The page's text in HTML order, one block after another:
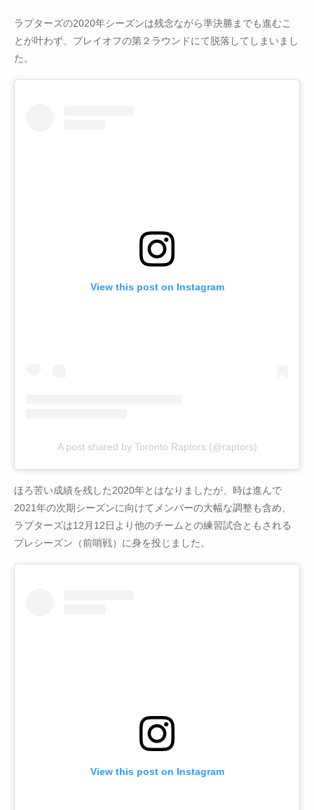
ラプターズの2020年シーズンは残念ながら準決勝までも進むこ
とが叶わず、プレイオフの第２ラウンドにて脱落してしまいまし
た。
View this post on Instagram
A post shared by Toronto Raptors (@raptors)
ほろ苦い成績を残した2020年とはなりましたが、時は進んで
2021年の次期シーズンに向けてメンバーの大幅な調整も含め、
ラプターズは12月12日より他のチームとの練習試合ともされる
プレシーズン（前哨戦）に身を投じました。
View this post on Instagram